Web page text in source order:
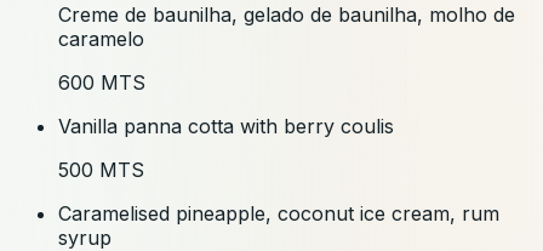
Creme de baunilha, gelado de baunilha, molho de
caramelo
600 MTS
Vanilla panna cotta with berry coulis
500 MTS
Caramelised pineapple, coconut ice cream, rum
syrup